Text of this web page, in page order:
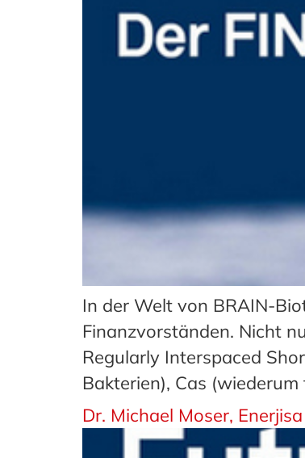
In der Welt von BRAIN-
Finanzvorständen. Nicht
Regularly Interspaced
Bakterien), Cas
Dr. Michael Moser,